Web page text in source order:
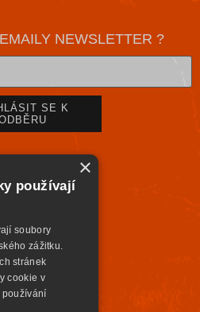
NEWSLETTER ?
×
používají
soubory
zážitku.
stránek
cookie v
používání